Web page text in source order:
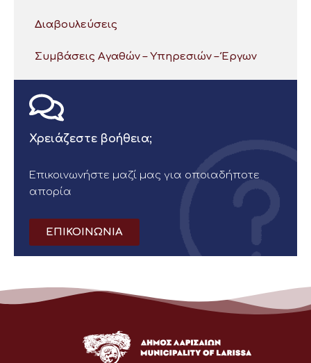
Διαβουλεύσεις
Συμβάσεις Αγαθών – Υπηρεσιών – Έργων
Χρειάζεστε βοήθεια;
Επικοινωνήστε μαζί μας για οποιαδήποτε
απορία
ΕΠΙΚΟΙΝΩΝΙΑ